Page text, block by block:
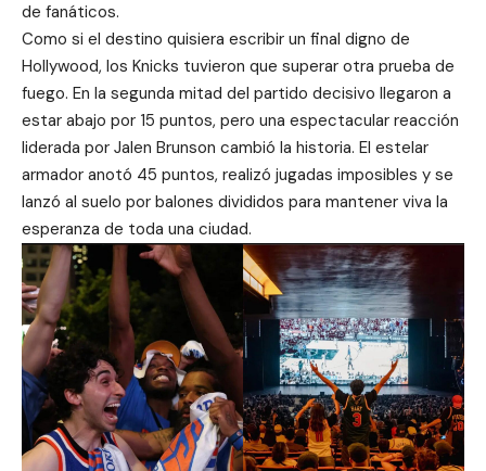
de fanáticos.
Como si el destino quisiera escribir un final digno de
Hollywood, los Knicks tuvieron que superar otra prueba de
fuego. En la segunda mitad del partido decisivo llegaron a
estar abajo por 15 puntos, pero una espectacular reacción
liderada por Jalen Brunson cambió la historia. El estelar
armador anotó 45 puntos, realizó jugadas imposibles y se
lanzó al suelo por balones divididos para mantener viva la
esperanza de toda una ciudad.